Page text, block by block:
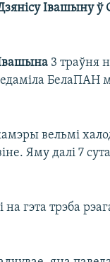
Івашыну ў
3 траўня
БелаПАН
вельмі
Яму далі 7
на гэта трэба